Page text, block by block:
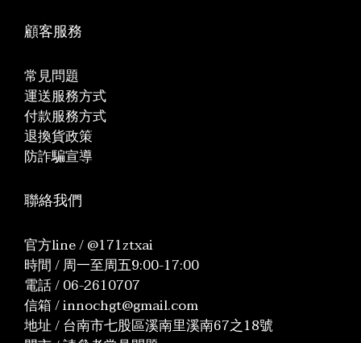
顧客服務
常見問題
運送服務方式
付款服務方式
退換貨政策
防詐騙宣導
聯絡我們
官方line / @171ztxai
時間 / 周一至周五9:00-17:00
電話 / 06-2610707
信箱 / innochgt@gmail.com
地址 / 台南市七股區溪南里溪南67之18號